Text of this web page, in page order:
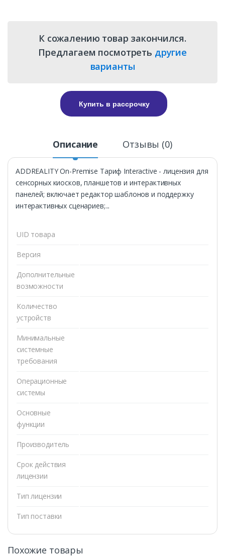
К сожалению товар закончился.
Предлагаем посмотреть другие
варианты
Купить в рассрочку
Описание Отзывы (0)
ADDREALITY On-Premise Тариф Interactive - лицензия для
сенсорных киосков, планшетов и интерактивных
панелей; включает редактор шаблонов и поддержку
интерактивных сценариев;...
UID товара
Версия
Дополнительные
возможности
Количество
устройств
Минимальные
системные
требования
Операционные
системы
Основные
функции
Производитель
Срок действия
лицензии
Тип лицензии
Тип поставки
Похожие товары